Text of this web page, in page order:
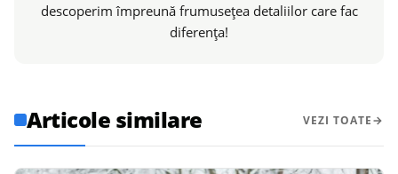
descoperim împreună frumusețea detaliilor care fac
diferența!
Articole similare VEZI TOATE